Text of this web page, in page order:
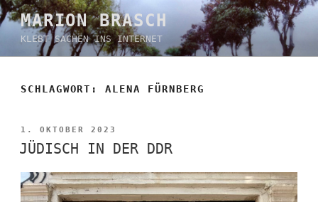
Zum
Inhalt
springen
MARION BRASCH
KLEBT SACHEN INS INTERNET
SCHLAGWORT:ALENA FÜRNBERG
VERÖFFENTLICHT
AM
1. OKTOBER 2023
JÜDISCH IN DER DDR